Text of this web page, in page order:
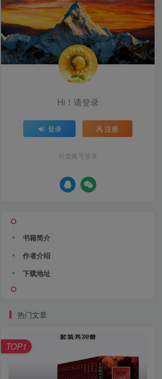
Hi！请登录
登录 注册
社交账号登录
书籍简介
作者介绍
下载地址
热门文章
TOP1